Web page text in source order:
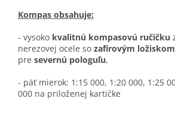
Kompas obsahuje:
- vysoko kvalitnú kompasovú ručičku
nerezovej ocele so zafírovým ložiskom
pre severnú pologuľu,
- päť mierok: 1:15 000, 1:20 000, 1:25
000 na priloženej kartičke